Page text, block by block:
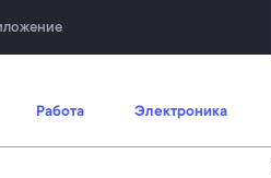
Работа Электроника